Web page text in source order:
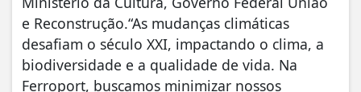
e Reconstrução.“As mudanças climáticas
desafiam o século XXI, impactando o clima, a
biodiversidade e a qualidade de vida. Na
Ferroport, buscamos minimizar nossos